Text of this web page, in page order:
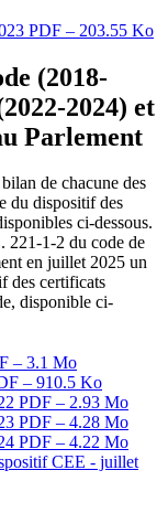
PDF – 203.55 Ko
(2018-
2024) et
Parlement
de chacune des
du dispositif des
ci-dessous.
221-1-2 du code de
en juillet 2025 un
des certificats
disponible ci-
– 3.1 Mo
– 910.5 Ko
PDF – 2.93 Mo
PDF – 4.28 Mo
PDF – 4.22 Mo
CEE - juillet